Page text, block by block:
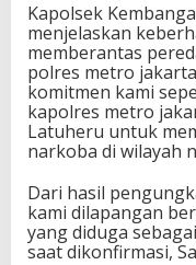
Kapolsek
menjelaskan
memberantas
polres metro
komitmen kami
kapolres metro
Latuheru untuk
narkoba di wilayah
Dari hasil
kami dilapangan
yang diduga
saat dikonfirmasi,